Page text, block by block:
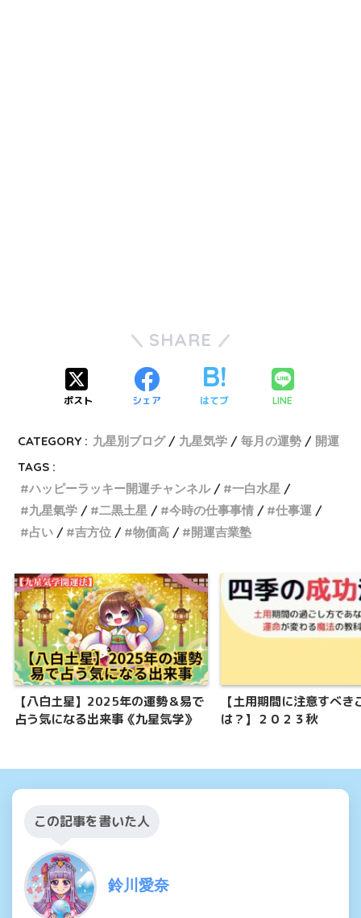
SHARE
ポスト シェア はてブ LINE
CATEGORY : 九星別ブログ 九星気学 毎月の運勢
開運
TAGS :
ハッピーラッキー開運チャンネル
一白水星
九星氣学
二黒土星 今時の仕事事情
仕事運
占い
吉方位 物価高 開運吉業塾
【八白土星】2025年の運勢＆易で
占う気になる出来事《九星気学》
【土用期間に注意すべき
は？】２０２３秋
この記事を書いた人
鈴川愛奈